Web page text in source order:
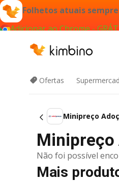
Folhetos atuais
Adicionar ao Chrome -
Ofertas
Minipreço
Minipreço
Não foi possível
Mais